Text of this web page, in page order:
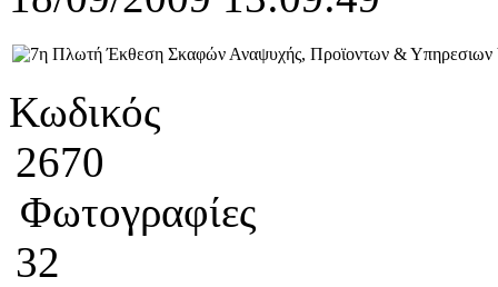
Κωδικός
2670
Φωτογραφίες
32